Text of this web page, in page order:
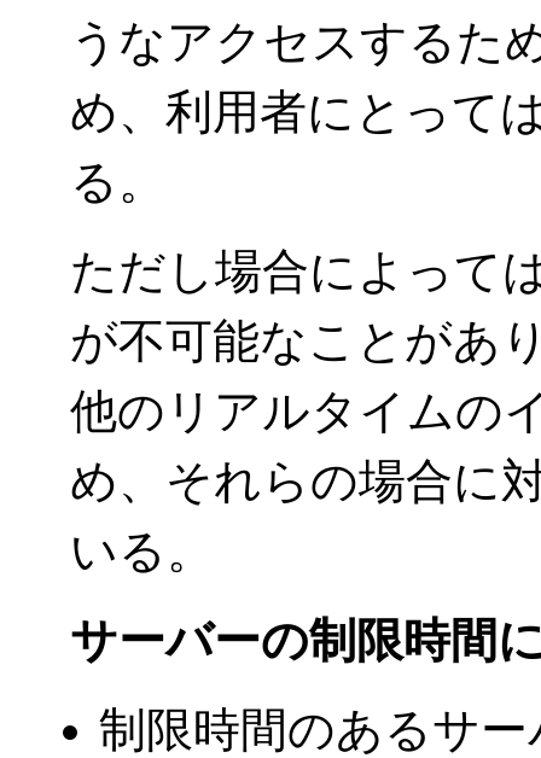
うなアクセスするた
め、利用者にとって
る。
ただし場合によって
が不可能なことがあ
他のリアルタイムの
め、それらの場合に
いる。
サーバーの制限時間
制限時間のあるサ